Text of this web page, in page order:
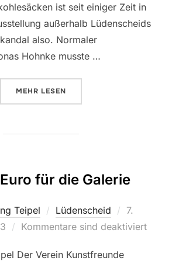
ist seit einiger Zeit in
außerhalb Lüdenscheids
also. Normaler
Hohnke musste …
MEHR ÜBER „DIE LETZTEN STUNDEN
LESEN
für die Galerie
Teipel Lüdenscheid
am
7.
Kommentare sind deaktiviert
Der Verein Kunstfreunde